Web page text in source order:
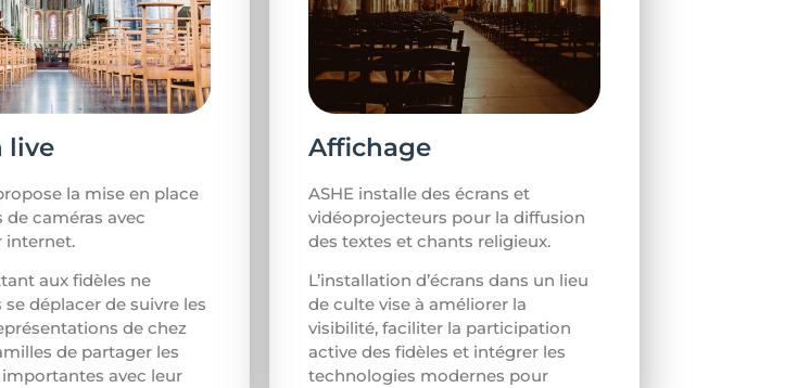
live
la mise en place
de caméras avec
internet.
aux fidèles ne
déplacer de suivre les
de chez
de partager les
avec leur
Affichage
ASHE installe des écrans et
vidéoprojecteurs pour la diffusion
des textes et chants religieux.
L’installation d’écrans dans un lieu
de culte vise à améliorer la
visibilité, faciliter la participation
active des fidèles et intégrer les
technologies modernes pour